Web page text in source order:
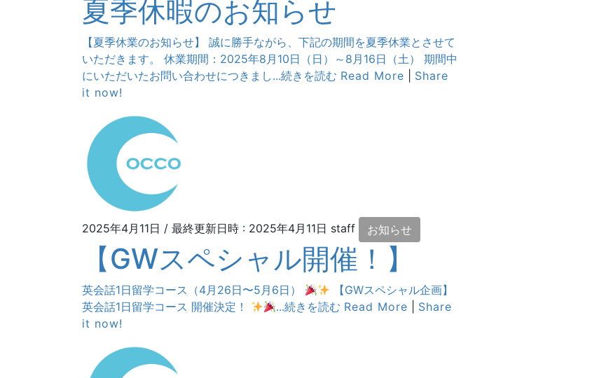
夏季休暇のお知らせ
【夏季休業のお知らせ】 誠に勝手ながら、下記の期間を夏季休業とさせて
いただきます。 休業期間：2025年8月10日（日）～8月16日（土） 期間中
にいただいたお問い合わせにつきまし...続きを読む Read More
Share
it now!
2025年4月11日 / 最終更新日時 : 2025年4月11日 staff お知らせ
【GWスペシャル開催！】
英会話1日留学コース（4月26日〜5月6日）
【GWスペシャル企画】
英会話1日留学コース 開催決定！
...続きを読む Read More
Share
it now!